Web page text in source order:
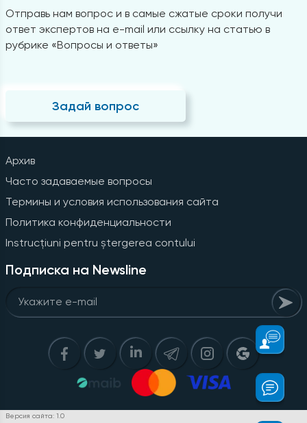
Отправь нам вопрос и в самые сжатые сроки получи
ответ экспертов на e-mail или ссылку на статью в
рубрике «Вопросы и ответы»
Задай вопрос
Архив
Часто задаваемые вопросы
Термины и условия использования сайта
Политика конфиденциальности
Instrucțiuni pentru ștergerea contului
Подписка на Newsline
Версия сайта: 1.0